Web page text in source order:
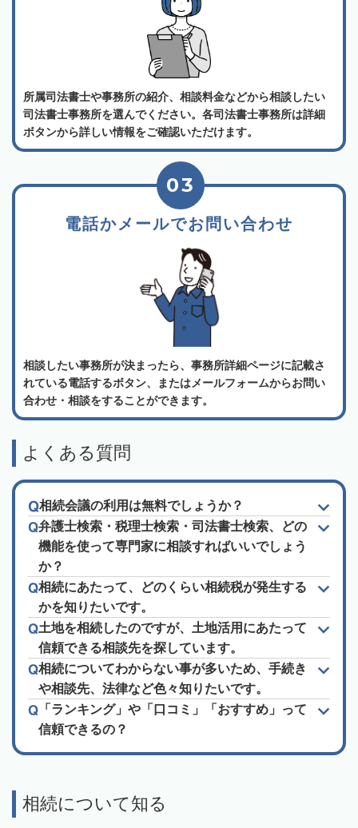
所属司法書士や事務所の紹介、相談料金などから相談したい
司法書士事務所を選んでください。各司法書士事務所は詳細
ボタンから詳しい情報をご確認いただけます。
電話かメールでお問い合わせ
03
相談したい事務所が決まったら、事務所詳細ページに記載さ
れている電話するボタン、またはメールフォームからお問い
合わせ・相談をすることができます。
よくある質問
相続会議の利用は無料でしょうか？
弁護士検索・税理士検索・司法書士検索、どの
機能を使って専門家に相談すればいいでしょう
か？
相続にあたって、どのくらい相続税が発生する
かを知りたいです。
土地を相続したのですが、土地活用にあたって
信頼できる相談先を探しています。
相続についてわからない事が多いため、手続き
や相談先、法律など色々知りたいです。
「ランキング」や「口コミ」「おすすめ」って
信頼できるの？
相続について知る